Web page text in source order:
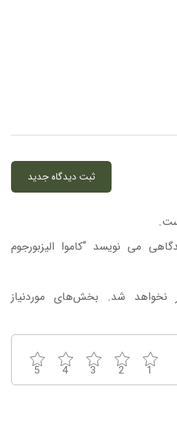
ثبت دیدگاه جدید
می نویسد “کاموا الیزبورجوم
نخواهد شد. بخش‌های موردنیاز
1
2
3
4
5